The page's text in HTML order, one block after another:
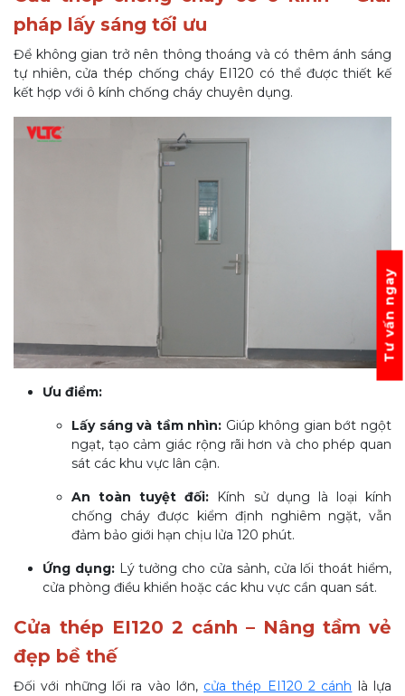
pháp lấy sáng tối ưu
Để không gian trở nên thông thoáng và có thêm ánh sáng
tự nhiên, cửa thép chống cháy EI120 có thể được thiết kế
kết hợp với ô kính chống cháy chuyên dụng.
Ưu điểm:
Lấy sáng và tầm nhìn: Giúp không gian bớt ngột
ngạt, tạo cảm giác rộng rãi hơn và cho phép quan
sát các khu vực lân cận.
An toàn tuyệt đối: Kính sử dụng là loại kính
chống cháy được kiểm định nghiêm ngặt, vẫn
đảm bảo giới hạn chịu lửa 120 phút.
Ứng dụng:Lý tưởng cho cửa sảnh, cửa lối thoát hiểm,
cửa phòng điều khiển hoặc các khu vực cần quan sát.
Cửa thép EI120 2 cánh – Nâng tầm vẻ
đẹp bề thế
Đối với những lối ra vào lớn, cửa thép EI120 2 cánh là lựa
Tư vấn ngay